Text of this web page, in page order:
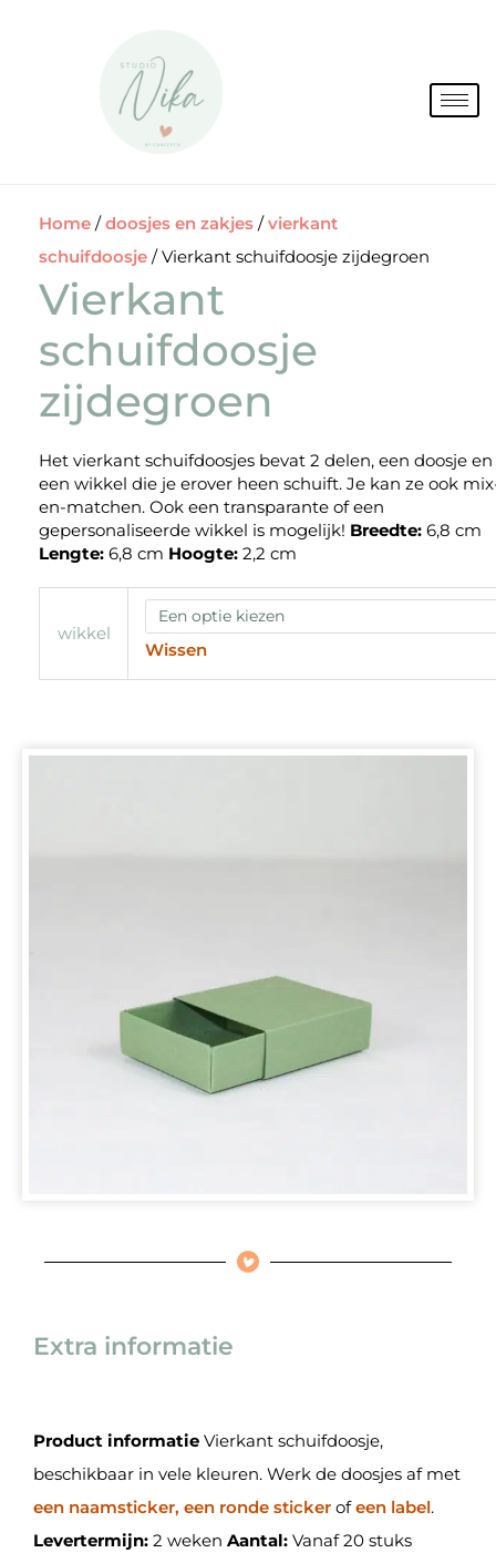
Home /doosjes en zakjes /vierkant
schuifdoosje / Vierkant schuifdoosje zijdegroen
Vierkant
schuifdoosje
zijdegroen
Het vierkant schuifdoosjes bevat 2 delen, een doosje en
een wikkel die je erover heen schuift. Je kan ze ook
en-matchen. Ook een transparante of een
gepersonaliseerde wikkel is mogelijk! Breedte: 6,8 cm
Lengte: 6,8 cm Hoogte: 2,2 cm
wikkel
Wissen
Extra informatie
Product informatie Vierkant schuifdoosje,
beschikbaar in vele kleuren. Werk de doosjes af met
een naamsticker, een ronde sticker ofeen label.
Levertermijn: 2 weken Aantal: Vanaf 20 stuks